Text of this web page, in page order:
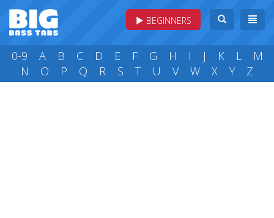
BEGINNERS
0-9 A B C D E F G H I J K L
M
N
O P Q R S T U V W X Y Z